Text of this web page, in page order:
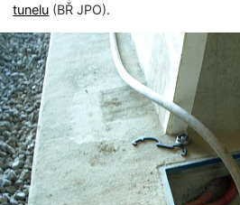
tunelu (BŘ JPO).